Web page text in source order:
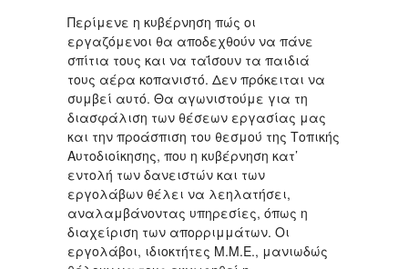
Περίμενε η κυβέρνηση πώς οι
εργαζόμενοι θα αποδεχθούν να πάνε
σπίτια τους και να ταΐσουν τα παιδιά
τους αέρα κοπανιστό. Δεν πρόκειται να
συμβεί αυτό. Θα αγωνιστούμε για τη
διασφάλιση των θέσεων εργασίας μας
και την προάσπιση του θεσμού της Τοπικής
Αυτοδιοίκησης, που η κυβέρνηση κατ’
εντολή των δανειστών και των
εργολάβων θέλει να λεηλατήσει,
αναλαμβάνοντας υπηρεσίες, όπως η
διαχείριση των απορριμμάτων. Οι
εργολάβοι, ιδιοκτήτες Μ.Μ.Ε., μανιωδώς